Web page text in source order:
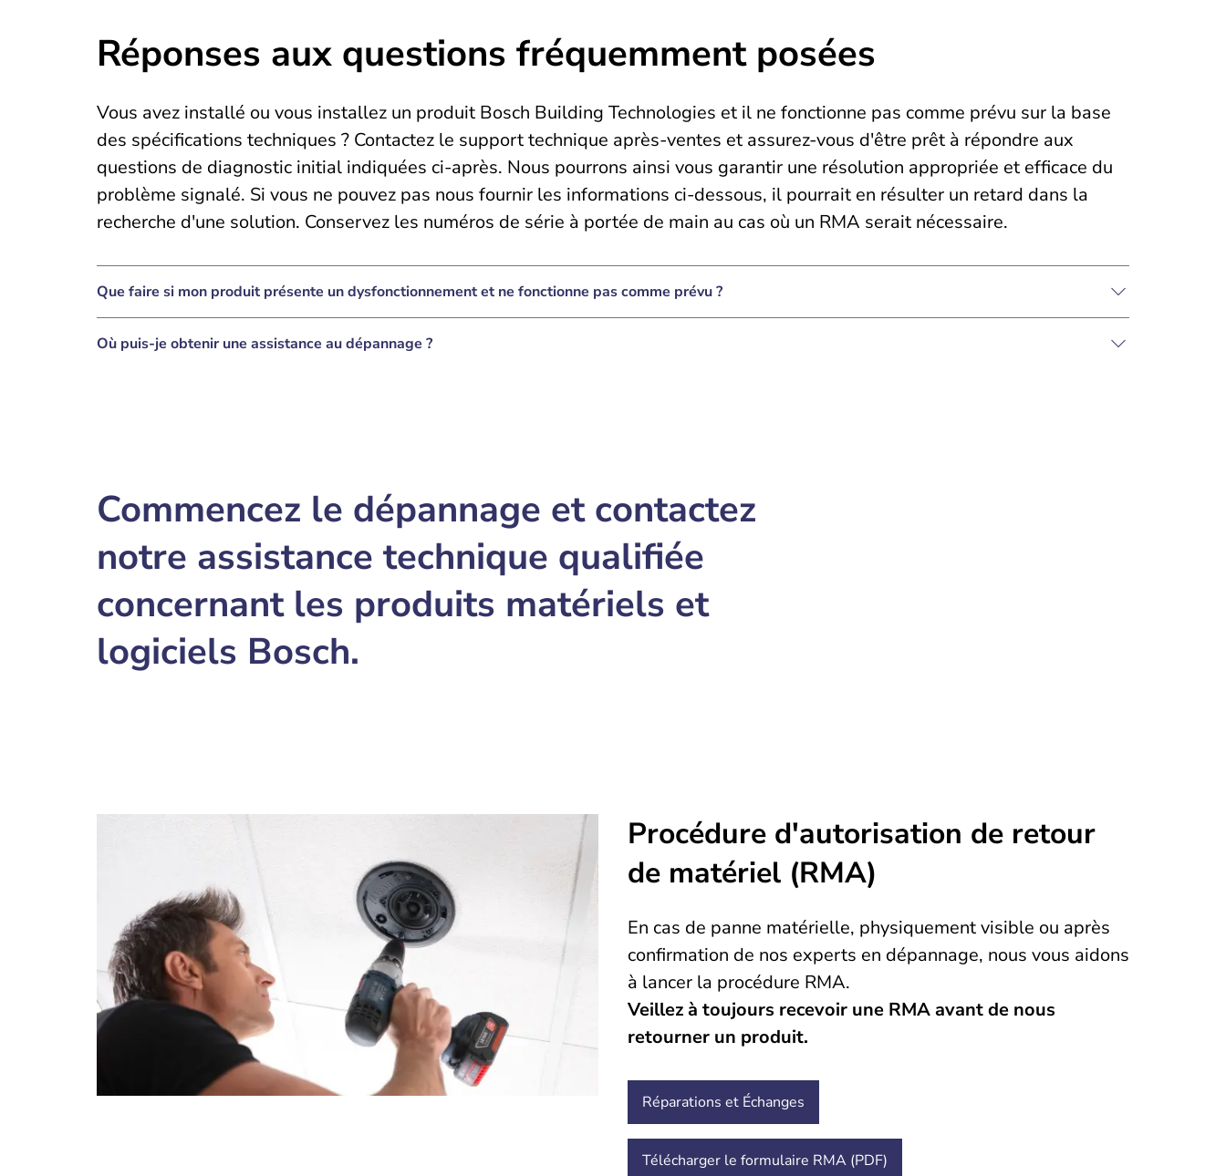
Réponses aux questions fréquemment posées
Vous avez installé ou vous installez un produit Bosch Building Technologies et il ne fonctionne pas comme prévu sur la base
des spécifications techniques ? Contactez le support technique après-ventes et assurez-vous d'être prêt à répondre aux
questions de diagnostic initial indiquées ci-après. Nous pourrons ainsi vous garantir une résolution appropriée et efficace du
problème signalé. Si vous ne pouvez pas nous fournir les informations ci-dessous, il pourrait en résulter un retard dans la
recherche d'une solution. Conservez les numéros de série à portée de main au cas où un RMA serait nécessaire.
Que faire si mon produit présente un dysfonctionnement et ne fonctionne pas comme prévu ?
Où puis-je obtenir une assistance au dépannage ?
Commencez le dépannage et contactez
notre assistance technique qualifiée
concernant les produits matériels et
logiciels Bosch.
Procédure d'autorisation de retour
de matériel (RMA)
En cas de panne matérielle, physiquement visible ou après
confirmation de nos experts en dépannage, nous vous aidons
à lancer la procédure RMA.
Veillez à toujours recevoir une RMA avant de nous
retourner un produit.
Réparations et Échanges
Télécharger le formulaire RMA (PDF)